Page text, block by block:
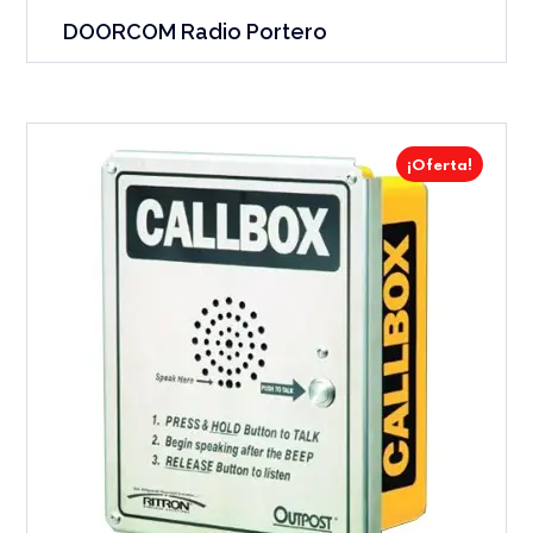
DOORCOM Radio Portero
¡Oferta!